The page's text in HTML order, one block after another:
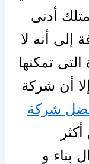
أدنى
إلى أنه لا
تمكنها
أن شركة
شركة
بناء و